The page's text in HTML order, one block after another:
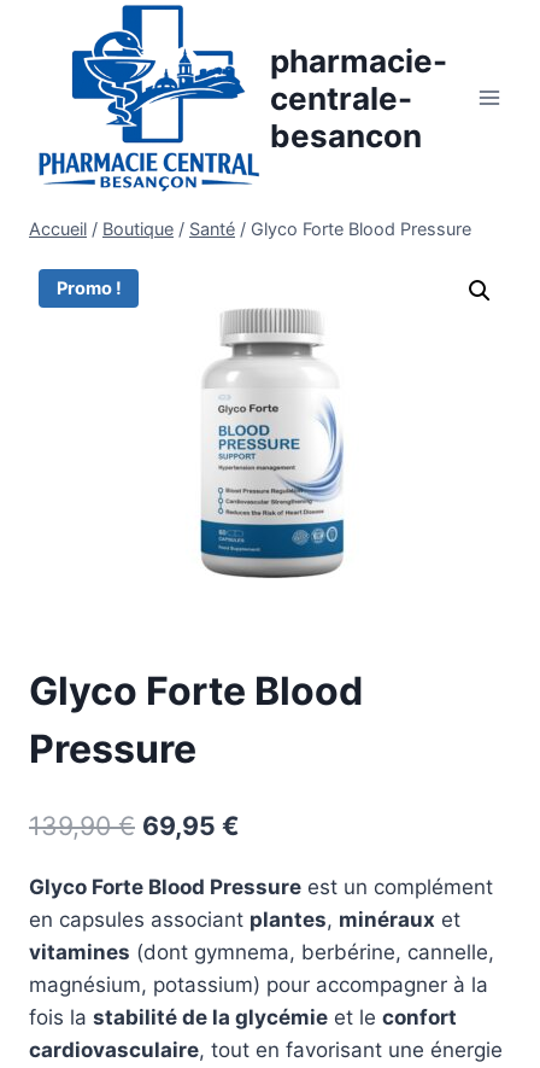
pharmacie-
centrale-
besancon
Accueil / Boutique / Santé / Glyco Forte Blood Pressure
Promo !
Glyco Forte Blood
Pressure
139,90€ Le
initial
était :
139,90 €.
69,95 €
actuel
est :
69,95 €.
Glyco Forte Blood Pressure est un complément
en capsules associant plantes, minéraux et
vitamines (dont gymnema, berbérine, cannelle,
magnésium, potassium) pour accompagner à la
fois la stabilité de la glycémie et le confort
cardiovasculaire, tout en favorisant une énergie